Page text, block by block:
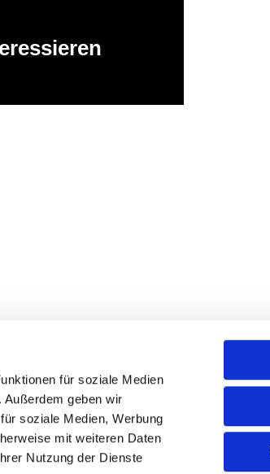
für soziale Medien
geben wir
soziale Medien, Werbung
mit weiteren Daten
Nutzung der Dienste